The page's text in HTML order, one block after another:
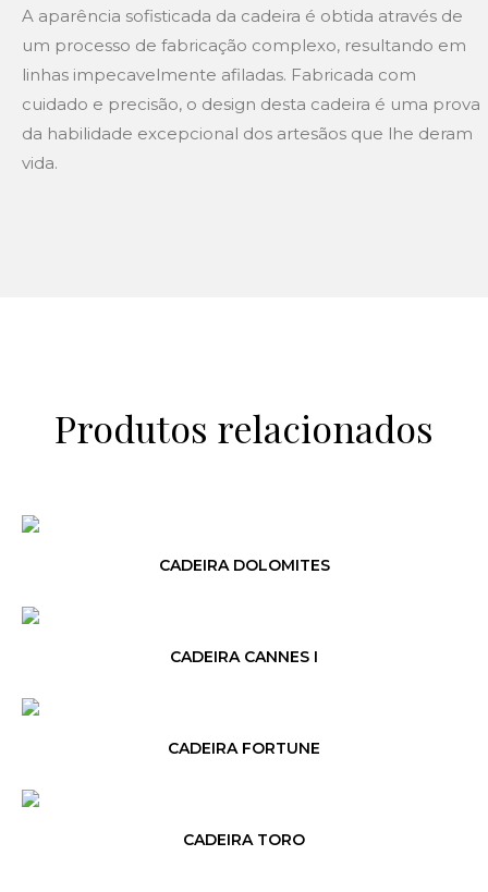
A aparência sofisticada da cadeira é obtida através de
um processo de fabricação complexo, resultando em
linhas impecavelmente afiladas. Fabricada com
cuidado e precisão, o design desta cadeira é uma prova
da habilidade excepcional dos artesãos que lhe deram
vida.
Produtos relacionados
CADEIRA DOLOMITES
CADEIRA CANNES I
CADEIRA FORTUNE
CADEIRA TORO